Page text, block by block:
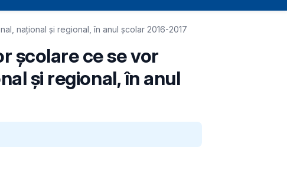
național și regional, în anul școlar 2016-2017
școlare ce se vor
și regional, în anul